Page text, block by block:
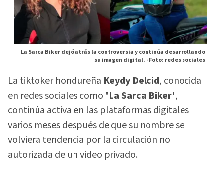
La Sarca Biker dejó atrás la controversia y continúa desarrollando
su imagen digital. -Foto: redes sociales
La tiktoker hondureña Keydy Delcid, conocida
en redes sociales como 'La Sarca Biker',
continúa activa en las plataformas digitales
varios meses después de que su nombre se
volviera tendencia por la circulación no
autorizada de un video privado.